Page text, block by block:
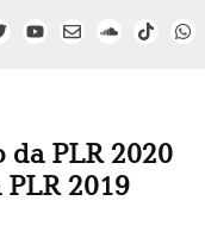
da PLR 2020
2019